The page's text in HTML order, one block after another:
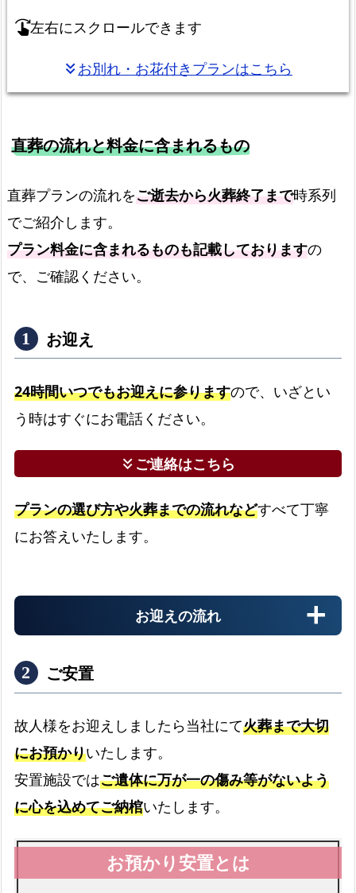
す
ご
送
み
り
市
民
火
葬
場
市
で
受
る
給
付
よ
く
swipe_right左右にスクロールできます
keyboard_double_arrow_downお別れ・お花付きプランはこちら
直葬の流れと料金に含まれるもの
直葬プランの流れをご逝去から火葬終了まで時系列
でご紹介します。
プラン料金に含まれるものも記載しておりますの
で、ご確認ください。
お迎え
24時間いつでもお迎えに参りますので、いざとい
う時はすぐにお電話ください。
keyboard_double_arrow_downご連絡はこちら
プランの選び方や火葬までの流れなどすべて丁寧
にお答えいたします。
お迎えの流れ
病院
expand_more病院からのお迎え
介護施設
ご安置
故人様をお迎えしましたら当社にて火葬まで大切
にお預かりいたします。
安置施設ではご遺体に万が一の傷み等がないよう
に心を込めてご納棺いたします。